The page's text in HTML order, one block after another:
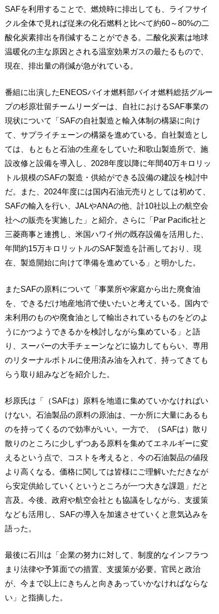
SAFを利用することで、燃焼時に排出しても、ライフサイ
クル全体で見れば従来の化石燃料と比べて約60～80%の二
酸化炭素排出を削減することができる。二酸化炭素は地球
温暖化の主な原因とされる温室効果ガスの最たるもので、
現在、排出量の削減が急がれている。
番組に出演したENEOSバイオ燃料部バイオ燃料総括グルー
プの杉原壮留チームリーダーは、自社におけるSAF事業の
現状について「SAFの自社製造と輸入体制の構築に向け
て、サプライチェーンの構築を進めている。自社製造とし
ては、もともと石油の生産をしていた和歌山製造所で、施
設改修と設備を導入し、2028年度以降に年間40万キロリッ
トル規模のSAFの製造・供給ができる設備の建設を検討中
だ。また、2024年度には国内石油元売りとしては初めて、
SAFの輸入を行い、JALやANAの他、計10社以上の航空会
社への販売を実施した」と紹介。さらに「Par Pacific社と
三菱商事と連携し、米国ハワイ州の既存設備を活用した、
年間約15万キロリットルのSAF製造を計画しており、現
在、製造開始に向けて準備を進めている」と明かした。
またSAFの原料について「事業所や家庭から出た廃食油
を、できるだけ地産地消で使いたいと考えている。国内で
未利用のものや廃食油として輸出されているものをどのよ
うにかつようできるかを検討しながら集めている」と語
り、スーパーの大手チェーンなどに協力してもらい、専用
のリターナルボトルに使用済み油を入れて、持ってきても
らう取り組みなどを紹介した。
杉原氏は「（SAFは）原料を地道に集めていかなければい
けない。石油製品の原料の原油は、一か所に大量にあるも
のを持ってくるので効率がいい。一方で、（SAFは）散り
散りのところに少しずつある原料を集めてエネルギーに変
えるという点で、コストを考えると、今の石油製品の値段
より高くなる。価格に関しては皆様にご理解いただきなが
ら安定供給していくというところが一つ大きな課題」だと
言及。今後、政府や航空会社とも協議をしながら、支援策
なども活用し、SAFの導入を加速させていくと意気込みを
語った。
最後に石川は「企業の努力に対して、制度的なインフラつ
まり法律や予算面での措置、支援策が必要。官民と政治
が、今まで以上にきちんと向きあっていかなければならな
い」と指摘した。